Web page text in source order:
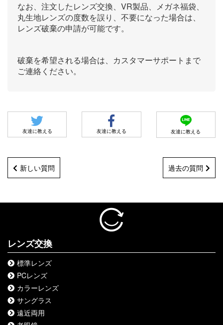
なお、注文したレンズ交換、VR製品、メガネ福袋、
丸生地レンズの度数を誤り、不要になった場合は、
レンズ破棄の申請が可能です。
破棄を希望される場合は、カスタマーサポートまで
ご連絡ください。
友達に教える 友達に教える 友達に教える
新しい質問 過去の質問
レンズ交換
標準レンズ
PCレンズ
カラーレンズ
サングラス
遠近両用